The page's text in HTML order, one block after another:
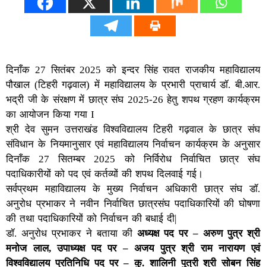
दिनाँक 27 सितंबर 2025 को इन्दर सिंह रावत राजकीय महाविद्यालय
पौखाल (टिहरी गढ़वाल) में महाविद्यालय के प्रभारी प्राचार्य डॉ. बी.आर.
भद्री जी के संरक्षण में छात्र संघ 2025-26 हेतु शपथ ग्रहण कार्यक्रम
का आयोजन किया गया I
श्री देव सुमन उत्तराखंड विश्वविद्यालय टिहरी गढ़वाल के छात्र संघ
संविधान के नियमानुसार एवं महाविद्यालय निर्वाचन कार्यक्रम के अनुसार
दिनाँक 27 सितम्बर 2025 को निर्विरोध निर्वाचित छात्र संघ
पदाधिकारीयों को पद एवं कर्तव्यों की शपथ दिलवाई गई।
सर्वप्रथम महाविद्यालय के मुख्य निर्वाचन अधिकारी छात्र संघ डॉ.
अनुरोध प्रभाकर ने नवीन निर्वाचित छात्रसंघ पदाधिकारियों की घोषणा
की तथा पदाधिकारियों को निर्वाचन की बधाई दी|
डॉ. अनुरोध प्रभाकर ने बताया की अध्यक्ष पद पर – अरुण पुत्र श्री
मनोज लाल, उपाध्यक्ष पद पर – अजय पुत्र श्री राम नारायण एवं
विश्वविद्यालय प्रतिनिधि पद पर – कु. शालिनी पुत्री श्री सोबन सिंह